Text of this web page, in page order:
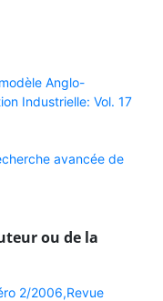
Anglo-
Industrielle: Vol. 17
avancée de
ou de la
2/2006,Revue